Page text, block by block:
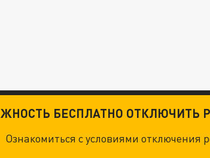
БЕСПЛАТНО ОТКЛЮЧИТЬ
Ознакомиться с условиями